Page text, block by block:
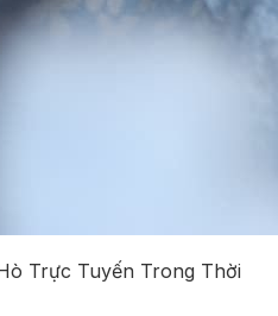
Trực Tuyến Trong Thời